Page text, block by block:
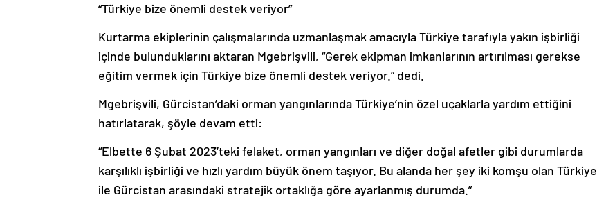
“Türkiye bize önemli destek veriyor”
Kurtarma ekiplerinin çalışmalarında uzmanlaşmak amacıyla Türkiye tarafıyla yakın işbirliği
içinde bulunduklarını aktaran Mgebrişvili, “Gerek ekipman imkanlarının artırılması gerekse
eğitim vermek için Türkiye bize önemli destek veriyor.” dedi.
Mgebrişvili, Gürcistan’daki orman yangınlarında Türkiye’nin özel uçaklarla yardım ettiğini
hatırlatarak, şöyle devam etti:
“Elbette 6 Şubat 2023’teki felaket, orman yangınları ve diğer doğal afetler gibi durumlarda
karşılıklı işbirliği ve hızlı yardım büyük önem taşıyor. Bu alanda her şey iki komşu olan Türkiye
ile Gürcistan arasındaki stratejik ortaklığa göre ayarlanmış durumda.”